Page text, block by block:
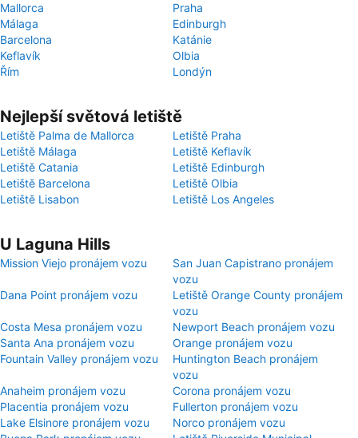
Mallorca
Praha
Málaga
Edinburgh
Barcelona
Katánie
Keflavík
Olbia
Řím
Londýn
Nejlepší světová letiště
Letiště Palma de Mallorca
Letiště Praha
Letiště Málaga
Letiště Keflavík
Letiště Catania
Letiště Edinburgh
Letiště Barcelona
Letiště Olbia
Letiště Lisabon
Letiště Los Angeles
U Laguna Hills
Mission Viejo pronájem vozu
San Juan Capistrano pronájem
vozu
Dana Point pronájem vozu
Letiště Orange County pronájem
vozu
Costa Mesa pronájem vozu
Newport Beach pronájem vozu
Santa Ana pronájem vozu
Orange pronájem vozu
Fountain Valley pronájem vozu
Huntington Beach pronájem
vozu
Anaheim pronájem vozu
Corona pronájem vozu
Placentia pronájem vozu
Fullerton pronájem vozu
Lake Elsinore pronájem vozu
Norco pronájem vozu